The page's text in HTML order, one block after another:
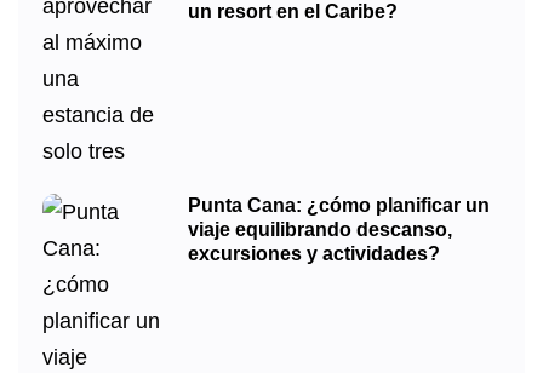
un resort en el Caribe?
Punta Cana: ¿cómo planificar un
viaje equilibrando descanso,
excursiones y actividades?